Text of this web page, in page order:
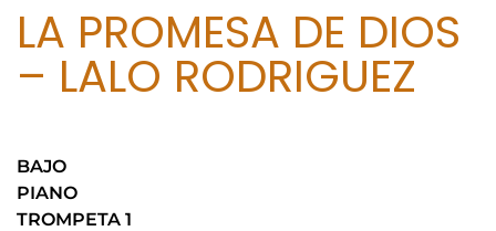
LA PROMESA DE DIOS
– LALO RODRIGUEZ
BAJO
PIANO
TROMPETA 1